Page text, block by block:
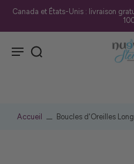
Canada et États-Unis : livraison
Accueil Boucles d'Oreilles